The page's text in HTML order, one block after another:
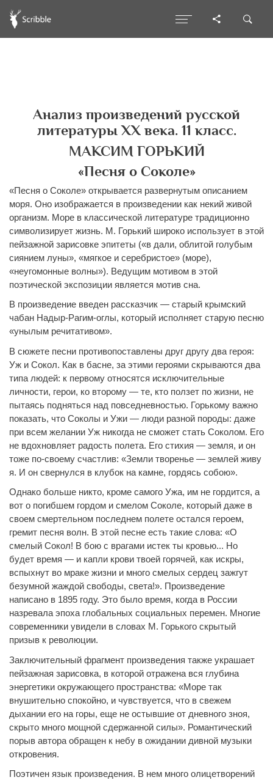
Анализ произведений русской
литературы XX века. 11 класс.
МАКСИМ ГОРЬКИЙ
«Песня о Соколе»
«Песня о Соколе» открывается развернутым описанием
моря. Оно изображается в произведении как некий живой
организм. Море в классической литературе традиционно
символизирует жизнь. М. Горький широко использует в этой
пейзажной зарисовке эпитеты («в дали, облитой голубым
сиянием луны», «мягкое и серебристое» (море),
«неугомонные волны»). Ведущим мотивом в этой
поэтической экспозиции является мотив сна.
В произведение введен рассказчик — старый крымский
чабан Надыр-Рагим-оглы, который исполняет старую песню
«унылым речитативом».
В сюжете песни противопоставлены друг другу два героя:
Уж и Сокол. Как в басне, за этими героями скрываются два
типа людей: к первому относятся исключительные
личности, герои, ко второму — те, кто ползет по жизни, не
пытаясь подняться над повседневностью. Горькому важно
показать, что Соколы и Ужи — люди разной породы: даже
при всем желании Уж никогда не сможет стать Соколом. Его
не вдохновляет радость полета. Его стихия — земля, и он
тоже по-своему счастлив: «Земли творенье — землей живу
я. И он свернулся в клубок на камне, гордясь собою».
Однако больше никто, кроме самого Ужа, им не гордится, а
вот о погибшем гордом и смелом Соколе, который даже в
своем смертельном последнем полете остался героем,
гремит песня волн. В этой песне есть такие слова: «О
смелый Сокол! В бою с врагами истек ты кровью... Но
будет время — и капли крови твоей горячей, как искры,
вспыхнут во мраке жизни и много смелых сердец зажгут
безумной жаждой свободы, света!». Произведение
написано в 1895 году. Это было время, когда в России
назревала эпоха глобальных социальных перемен. Многие
современники увидели в словах М. Горького скрытый
призыв к революции.
Заключительный фрагмент произведения также украшает
пейзажная зарисовка, в которой отражена вся глубина
энергетики окружающего пространства: «Море так
внушительно спокойно, и чувствуется, что в свежем
дыхании его на горы, еще не остывшие от дневного зноя,
скрыто много мощной сдержанной силы». Романтический
порыв автора обращен к небу в ожидании дивной музыки
откровения.
Поэтичен язык произведения. В нем много олицетворений